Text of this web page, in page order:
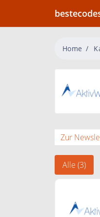
Home
Zur
Alle (3)